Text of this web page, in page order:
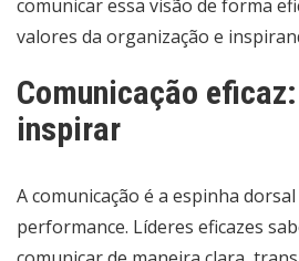
comunicar essa visão de forma
valores da organização e
Comunicação
inspirar
A comunicação é a espinha
performance. Líderes eficazes